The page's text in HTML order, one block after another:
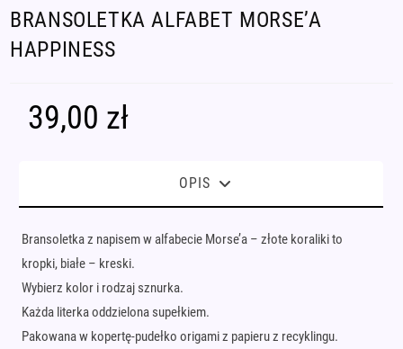
BRANSOLETKA ALFABET MORSE’A
HAPPINESS
39,00 zł
OPIS
Bransoletka z napisem w alfabecie Morse’a – złote koraliki to
kropki, białe – kreski.
Wybierz kolor i rodzaj sznurka.
Każda literka oddzielona supełkiem.
Pakowana w kopertę-pudełko origami z papieru z recyklingu.